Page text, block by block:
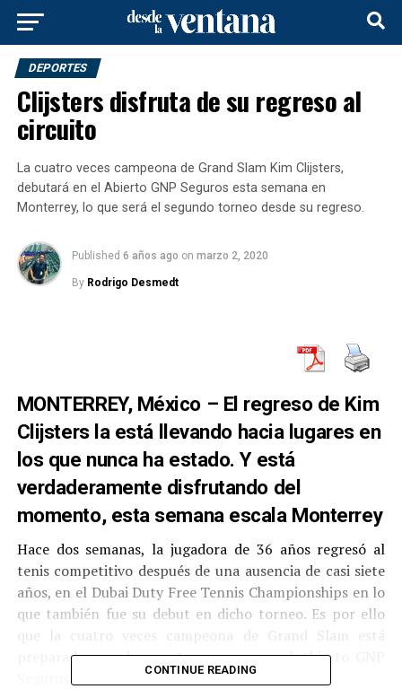
DEPORTES
Clijsters disfruta de su regreso al
circuito
La cuatro veces campeona de Grand Slam Kim Clijsters,
debutará en el Abierto GNP Seguros esta semana en
Monterrey, lo que será el segundo torneo desde su regreso.
Published 6 años ago on marzo 2, 2020
By Rodrigo Desmedt
MONTERREY, México – El regreso de Kim
Clijsters la está llevando hacia lugares en
los que nunca ha estado. Y está
verdaderamente disfrutando del
momento, esta semana escala Monterrey
Hace dos semanas, la jugadora de 36 años regresó al
tenis competitivo después de una ausencia de casi siete
años, en el Dubai Duty Free Tennis Championships en lo
que también fue su debut en dicho torneo. Es por ello
que la cuatro veces campeona de Grand Slam está
preparada para hacer otra semana en el Abierto GNP
Seguros.
CONTINUE READING